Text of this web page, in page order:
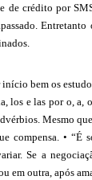
crédito por
início bem os
los e las por o, a,
Mesmo
compensa. •
Se a
em outra, após